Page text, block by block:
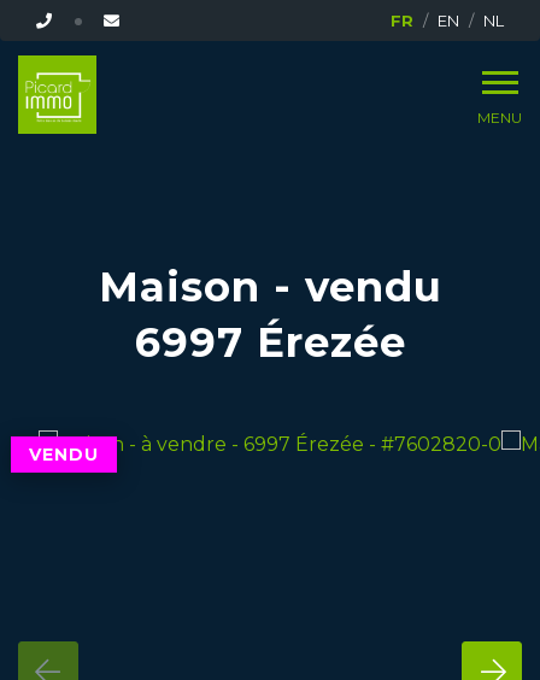
FR EN NL
MENU
Maison - vendu
6997 Érezée
VENDU